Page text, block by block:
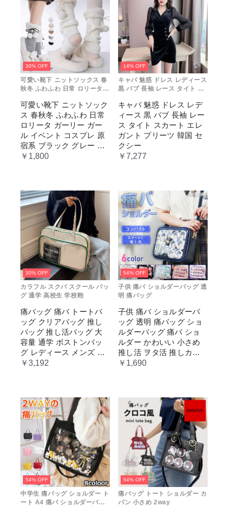
30% OFF
可愛い靴下 ニットソックス 春
秋冬 ふわふわ 日常 ロリータ
プレ 原宿系 ブラック グレー
ベージュ cm067t2t2x1 ホワ
イト
可愛い靴下 ニットソック
ス 春秋冬 ふわふわ 日常
ロリータ ガーリー ガー
ル イベント コスプレ 原
宿系 ブラック グレー ベ
ージュ cm067t2t2x1 ホワ
￥1,800
14% OFF
キャバ 魅惑 ドレス レディース
黒 パブ 長袖 レース タイト ス
国 セクシー
キャバ 魅惑 ドレス レデ
ィース 黒 パブ 長袖 レー
ス タイト スカート エレ
ガント プリーツ 韓国 セ
クシー
￥7,277
30% OFF
カラフル スクバ スクール バッ
グ 通学 高校生 学校鞄
痛バッグ 痛バ トートバ
ッグ クリアバッグ 推し
バッグ 推し活バッグ 大
容量 通学 ボストンバッ
グ レディース メンズ 男
女兼用 学生 スクール 透
￥3,192
54% OFF
子供 痛バ ショルダーバッグ 透
明 痛バッグ
子供 痛バ ショルダーバ
ッグ 透明 痛バッグ ショ
ルダーバッグ 痛バ ショ
ルダー かわいい 小さめ
推し活 ヲタ活 推しカラ
ー 推し色 肩掛け レディ
￥1,690
54% OFF
中学生 痛バッグ ショルダー ト
ート A4 痛バ ショルダーバッ
54% OFF
痛バッグ トート ショルダー カ
バン 小さめ 2way